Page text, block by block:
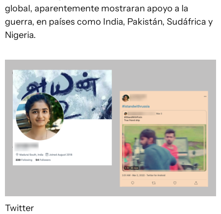
global, aparentemente mostraran apoyo a la
guerra, en países como India, Pakistán, Sudáfrica y
Nigeria.
Twitter